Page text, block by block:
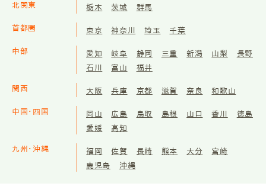
北関東 栃木 茨城 群馬
首都圏 東京 神奈川 埼玉 千葉
中部 愛知 岐阜 静岡 三重 新潟 山梨
長野
石川
富山 福井
関西 大阪 兵庫 京都 滋賀 奈良 和歌山
中国・四国 岡山 広島 鳥取 島根 山口 香川
徳島
愛媛
高知
九州・沖縄 福岡 佐賀 長崎 熊本 大分
宮崎
鹿児島
沖縄